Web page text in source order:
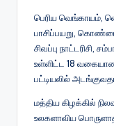
பெரிய வெங்காயம்,
பாசிப்பயறு,
சிவப்பு நாட்டரிசி,
உள்ளிட்ட 18
பட்டியலில்
மத்திய கிழக்கில்
உலகளாவிய